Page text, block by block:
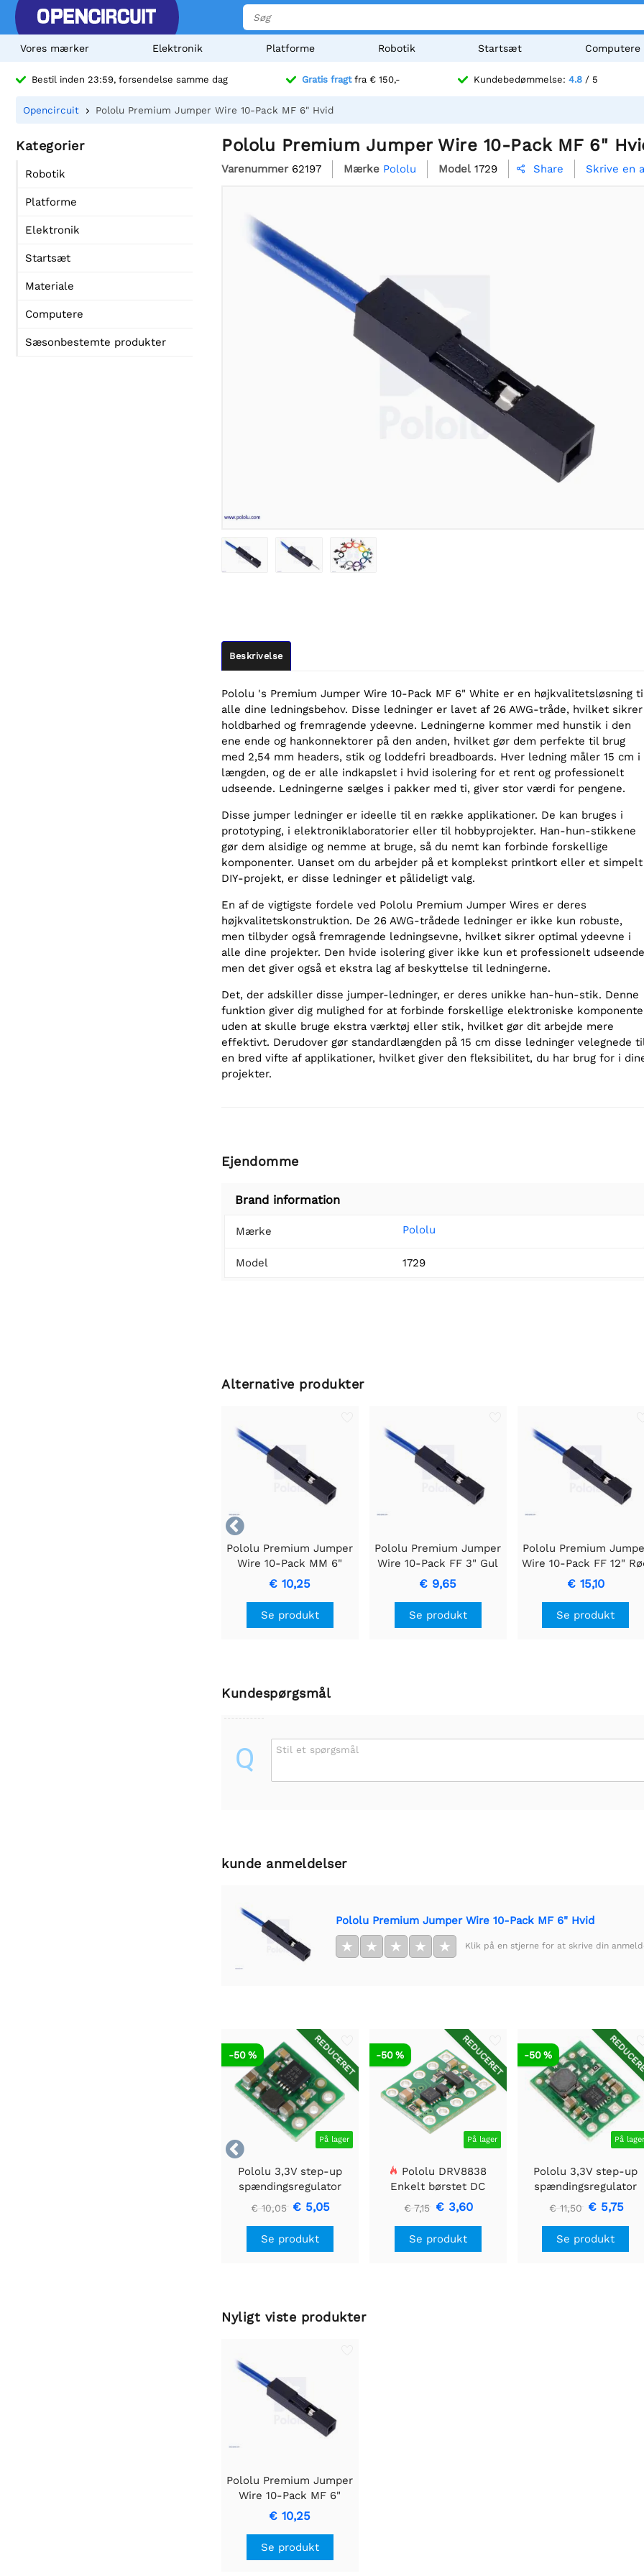
Vores mærker Elektronik Platforme Robotik Startsæt Computere
Bestil inden 23:59, forsendelse samme dag Gratis fragtfra € 150,- Kundebedømmelse: 4.8 / 5
Opencircuit Pololu Premium Jumper Wire 10-Pack MF 6" Hvid
Kategorier
Robotik
Platforme
Elektronik
Startsæt
Materiale
Computere
Sæsonbestemte produkter
Pololu Premium Jumper Wire 10-Pack MF 6"
Varenummer 62197 Mærke Pololu Model 1729  Share Skrive en
Beskrivelse
Pololu 's Premium Jumper Wire 10-Pack MF 6" White er en højkvalitetsløsning
alle dine ledningsbehov. Disse ledninger er lavet af 26 AWG-tråde, hvilket sikrer
holdbarhed og fremragende ydeevne. Ledningerne kommer med hunstik i den
ene ende og hankonnektorer på den anden, hvilket gør dem perfekte til brug
med 2,54 mm headers, stik og loddefri breadboards. Hver ledning måler 15 cm i
længden, og de er alle indkapslet i hvid isolering for et rent og professionelt
udseende. Ledningerne sælges i pakker med ti, giver stor værdi for pengene.
Disse jumper ledninger er ideelle til en række applikationer. De kan bruges i
prototyping, i elektroniklaboratorier eller til hobbyprojekter. Han-hun-stikkene
gør dem alsidige og nemme at bruge, så du nemt kan forbinde forskellige
komponenter. Uanset om du arbejder på et komplekst printkort eller et simpelt
DIY-projekt, er disse ledninger et pålideligt valg.
En af de vigtigste fordele ved Pololu Premium Jumper Wires er deres
højkvalitetskonstruktion. De 26 AWG-trådede ledninger er ikke kun robuste,
men tilbyder også fremragende ledningsevne, hvilket sikrer optimal ydeevne i
alle dine projekter. Den hvide isolering giver ikke kun et professionelt
men det giver også et ekstra lag af beskyttelse til ledningerne.
Det, der adskiller disse jumper-ledninger, er deres unikke han-hun-stik. Denne
funktion giver dig mulighed for at forbinde forskellige elektroniske
uden at skulle bruge ekstra værktøj eller stik, hvilket gør dit arbejde mere
effektivt. Derudover gør standardlængden på 15 cm disse ledninger velegnede
en bred vifte af applikationer, hvilket giver den fleksibilitet, du har brug for i
projekter.
Ejendomme
Brand information
Mærke Pololu
Model 1729
Alternative produkter

Pololu Premium Jumper
Wire 10-Pack MM 6"
Sort
€ 10,25
Se produkt
Pololu Premium Jumper
Wire 10-Pack FF 3" Gul
€ 9,65
Se produkt
Pololu Premium
Wire 10-Pack FF 12"
€ 15,10
Se produkt
Kundespørgsmål
Q Stil et spørgsmål
kunde anmeldelser
Pololu Premium Jumper Wire 10-Pack MF 6" Hvid
★ ★ ★ ★ ★ Klik på en stjerne for at skrive din

REDUCERET
På lager
-50 %
Pololu 3,3V step-up
spændingsregulator
U1V10F3
€ 10,05 € 5,05
Se produkt
REDUCERET
På lager
-50 %
Pololu DRV8838
Enkelt børstet DC
Motor Driver Holder
€ 7,15 € 3,60
Se produkt
På lager
-50 %
Pololu 3,3V step-up
spændingsregulator
U1V11F3
€ 11,50 € 5,75
Se produkt
Nyligt viste produkter
Pololu Premium Jumper
Wire 10-Pack MF 6"
Hvid
€ 10,25
Se produkt